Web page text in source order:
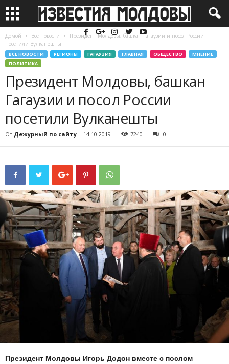
Домой Все новости
Президент Молдовы, башкан Гагаузии и посол России
посетили Вулканешты
ВСЕ НОВОСТИ РЕГИОНЫ ГАГАУЗИЯ ГЛАВНАЯ ОБЩЕСТВО
МНЕНИЕ
ПОЛИТИКА
Президент Молдовы, башкан
Гагаузии и посол России
посетили Вулканешты
От Дежурный по сайту - 14.10.2019 7240 0
Президент Молдовы Игорь Додон вместе с послом